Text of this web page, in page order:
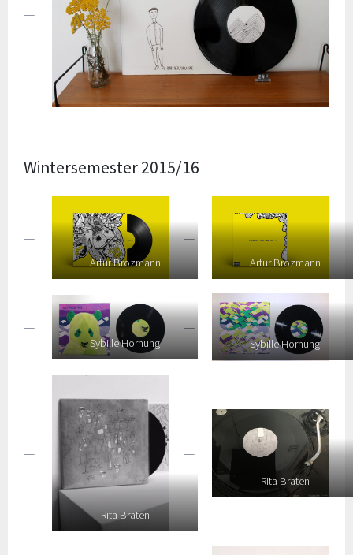
Wintersemester 2015/16
Artur Brozmann Artur Brozmann
Sybille Hornung Sybille Hornung
Rita Braten
Rita Braten